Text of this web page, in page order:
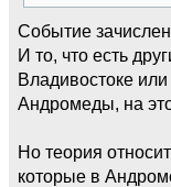
Событие
И то, что есть
Владивостоке
Андромеды, на
Но теория
которые в